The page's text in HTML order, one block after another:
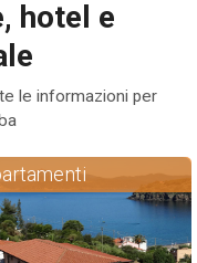
SLO
hotel e
le informazioni per